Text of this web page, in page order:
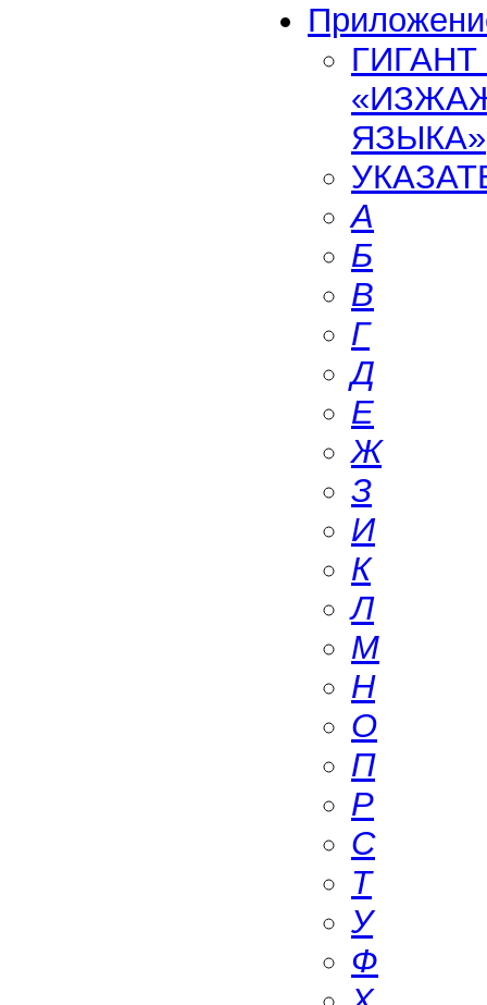
ЯЗЫКА»
А
Б
В
Г
Д
Е
Ж
З
И
К
Л
М
Н
О
П
Р
С
Т
У
Ф